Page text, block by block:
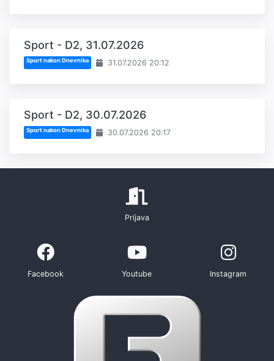
Sport - D2, 31.07.2026
Sport nakon Dnevnika 31.07.2026 20:12
Sport - D2, 30.07.2026
Sport nakon Dnevnika 30.07.2026 20:17
Prijava
Facebook Youtube Instagram